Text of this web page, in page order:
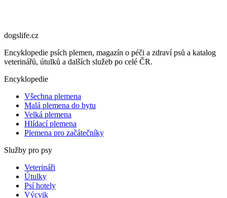
dogslife.cz
Encyklopedie psích plemen, magazín o péči a zdraví psů a katalog
veterinářů, útulků a dalších služeb po celé ČR.
Encyklopedie
Všechna plemena
Malá plemena do bytu
Velká plemena
Hlídací plemena
Plemena pro začátečníky
Služby pro psy
Veterináři
Útulky
Psí hotely
Výcvik